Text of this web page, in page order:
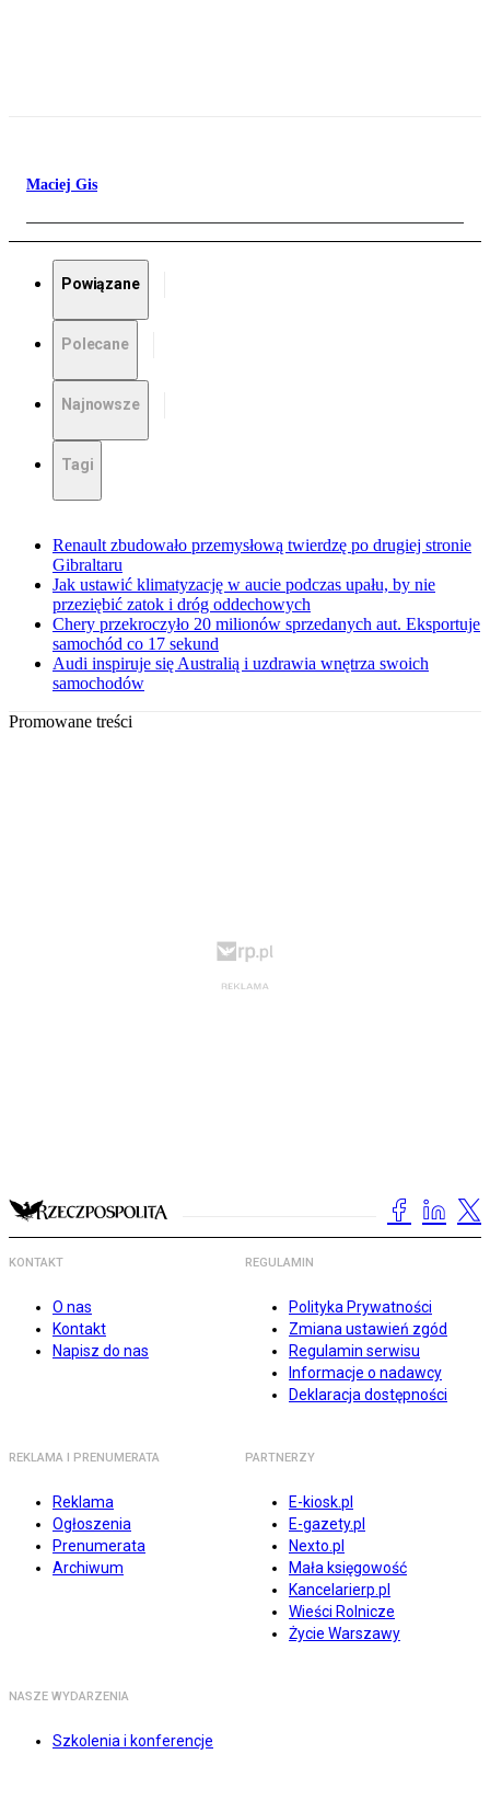
Maciej Gis
Powiązane
Polecane
Najnowsze
Tagi
Renault zbudowało przemysłową twierdzę po drugiej stronie
Gibraltaru
Jak ustawić klimatyzację w aucie podczas upału, by nie
przeziębić zatok i dróg oddechowych
Chery przekroczyło 20 milionów sprzedanych aut. Eksportuje
samochód co 17 sekund
Audi inspiruje się Australią i uzdrawia wnętrza swoich
samochodów
Promowane treści
KONTAKT
O nas
Kontakt
Napisz do nas
REGULAMIN
Polityka Prywatności
Zmiana ustawień zgód
Regulamin serwisu
Informacje o nadawcy
Deklaracja dostępności
REKLAMA I PRENUMERATA
Reklama
Ogłoszenia
Prenumerata
Archiwum
PARTNERZY
E-kiosk.pl
E-gazety.pl
Nexto.pl
Mała księgowość
Kancelarierp.pl
Wieści Rolnicze
Życie Warszawy
NASZE WYDARZENIA
Szkolenia i konferencje